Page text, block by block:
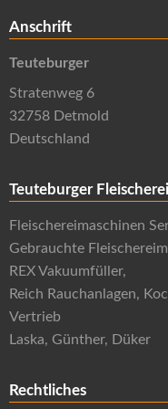
Anschrift
Teuteburger
Stratenweg 6
32758 Detmold
Deutschland
Teuteburger
Fleischereimaschinen
Gebrauchte
REX Vakuumfüller,
Reich Rauchanlagen,
Vertrieb
Laska, Günther, Düker
Rechtliches